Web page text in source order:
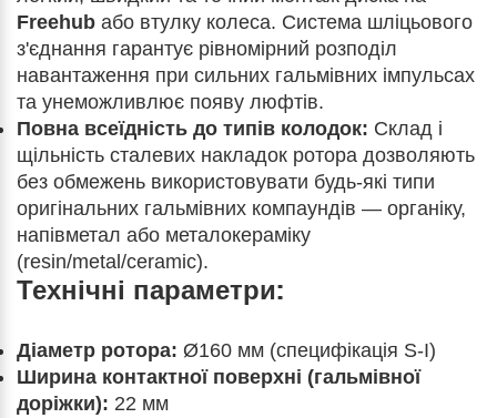
Freehub або втулку колеса. Система шліцьового
з'єднання гарантує рівномірний розподіл
навантаження при сильних гальмівних імпульсах
та унеможливлює появу люфтів.
Повна всеїдність до типів колодок: Склад і
щільність сталевих накладок ротора дозволяють
без обмежень використовувати будь-які типи
оригінальних гальмівних компаундів — органіку,
напівметал або металокераміку
(resin/metal/ceramic).
Технічні параметри:
Діаметр ротора: Ø160 мм (специфікація S-I)
Ширина контактної поверхні (гальмівної
доріжки): 22 мм